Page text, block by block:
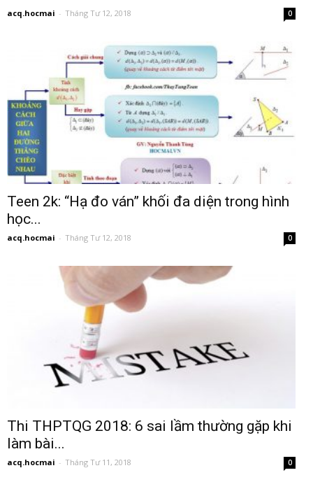
acq.hocmai - Tháng Tư 12, 2018 0
Teen 2k: “Hạ đo ván” khối đa diện trong hình
học...
acq.hocmai - Tháng Tư 12, 2018 0
Thi THPTQG 2018: 6 sai lầm thường gặp khi
làm bài...
acq.hocmai - Tháng Tư 11, 2018 0